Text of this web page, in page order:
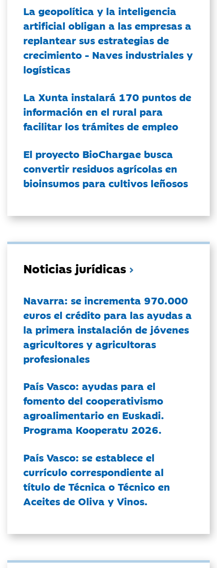
La geopolítica y la inteligencia
artificial obligan a las empresas a
replantear sus estrategias de
crecimiento - Naves industriales y
logísticas
La Xunta instalará 170 puntos de
información en el rural para
facilitar los trámites de empleo
El proyecto BioChargae busca
convertir residuos agrícolas en
bioinsumos para cultivos leñosos
Noticias jurídicas
Navarra: se incrementa 970.000
euros el crédito para las ayudas a
la primera instalación de jóvenes
agricultores y agricultoras
profesionales
País Vasco: ayudas para el
fomento del cooperativismo
agroalimentario en Euskadi.
Programa Kooperatu 2026.
País Vasco: se establece el
currículo correspondiente al
título de Técnica o Técnico en
Aceites de Oliva y Vinos.